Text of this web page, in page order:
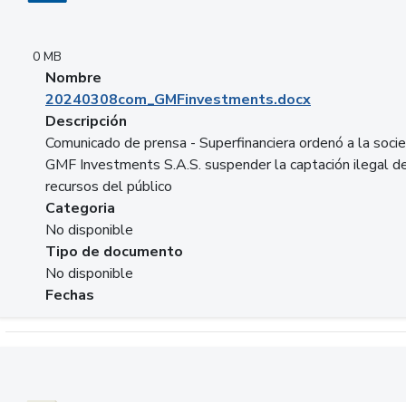
0 MB
Nombre
20240308com_GMFinvestments.docx
Descripción
Comunicado de prensa - Superfinanciera ordenó a la
GMF Investments S.A.S. suspender la captación ilegal
recursos del público
Categoria
No disponible
Tipo de documento
No disponible
Fechas